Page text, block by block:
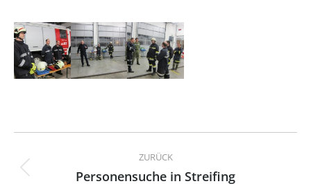
Kommentarnavigation
ZURÜCK
Vorheriger
Personensuche in Streifing